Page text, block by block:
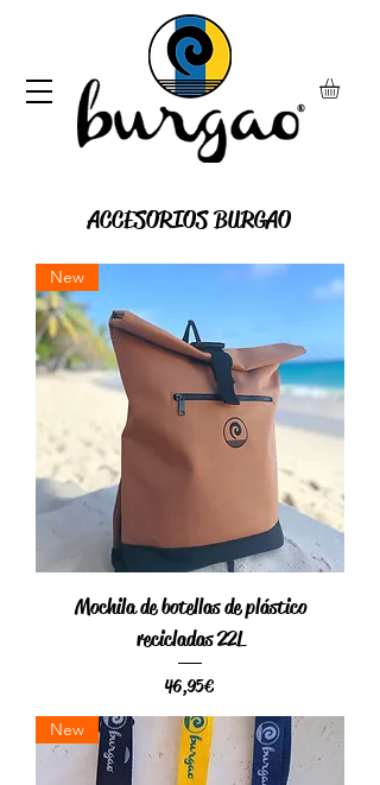
ACCESORIOS BURGAO
New
Mochila de botellas de plástico
recicladas 22L
Precio
46,95 €
New